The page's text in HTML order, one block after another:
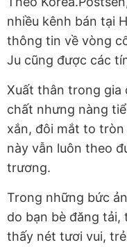
nhiều kênh bán tại
thông tin về vòng
Ju cũng được các
Xuất thân trong gia
chất nhưng nàng
xắn, đôi mắt to tròn
này vẫn luôn theo
trương.
Trong những bức
do bạn bè đăng tải,
thấy nét tươi vui,